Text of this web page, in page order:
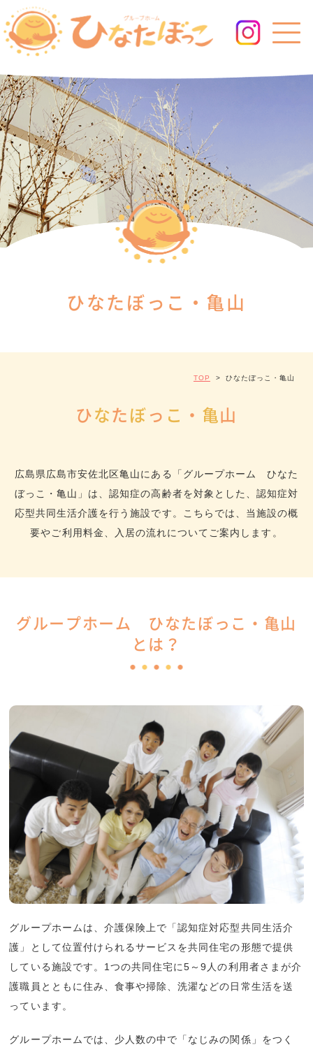
ひなたぼっこ・亀山
TOP > ひなたぼっこ・亀山
ひなたぼっ こ ・ 亀山
広島県広島市安佐北区亀山にある「グループホーム ひなた
ぼっこ・亀山」は、認知症の高齢者を対象とした、認知症対
応型共同生活介護を行う施設です。こちらでは、当施設の概
要やご利用料金、入居の流れについてご案内します。
グループホーム ひなたぼっこ・亀山
とは？
グループホームは、介護保険上で「認知症対応型共同生活介
護」として位置付けられるサービスを共同住宅の形態で提供
している施設です。1つの共同住宅に5～9人の利用者さまが介
護職員とともに住み、食事や掃除、洗濯などの日常生活を送
っています。
グループホームでは、少人数の中で「なじみの関係」をつく